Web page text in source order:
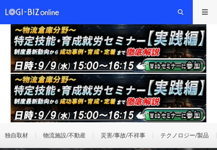
独自取材 物流施設/不動産 災害/事故/不祥事 テクノロジー/製品